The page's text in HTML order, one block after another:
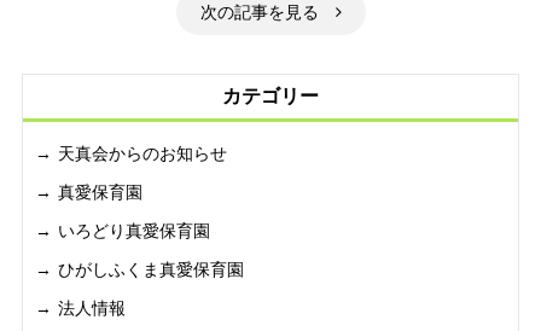
次の記事を見る
カテゴリー
天真会からのお知らせ
真愛保育園
いろどり真愛保育園
ひがしふくま真愛保育園
法人情報